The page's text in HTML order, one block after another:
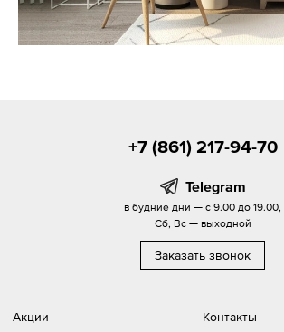
Акции
Контакты
+7 (861) 217-94-70
Telegram
в будние дни — с 9.00 до 19.00,
Сб, Вс — выходной
Заказать звонок